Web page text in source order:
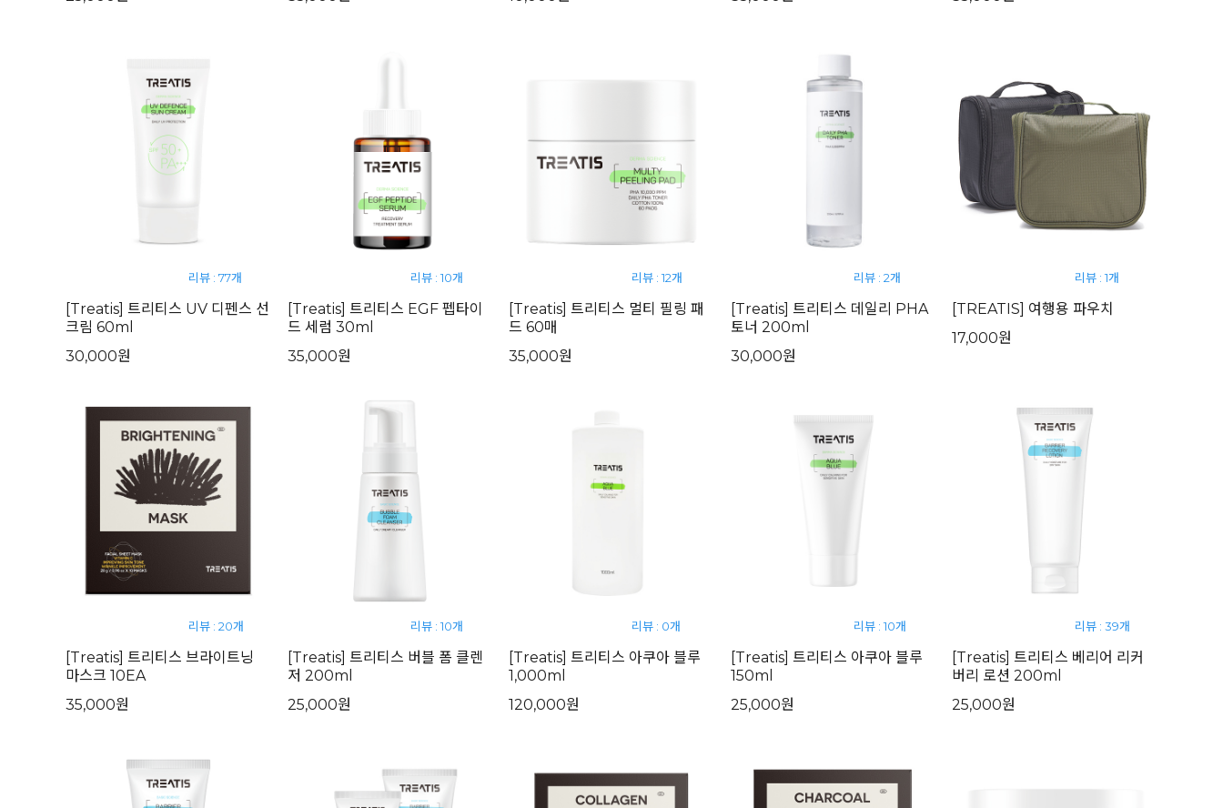
리뷰 : 77개
[Treatis] 트리티스 UV 디펜스 선
크림 60ml
30,000원
리뷰 : 10개
[Treatis] 트리티스 EGF 펩타이
드 세럼 30ml
35,000원
리뷰 : 12개
[Treatis] 트리티스 멀티 필링 패
드 60매
35,000원
리뷰 : 2개
[Treatis] 트리티스 데일리 PHA
토너 200ml
30,000원
리뷰 : 1개
[TREATIS] 여행용 파우치
17,000원
리뷰 : 20개
[Treatis] 트리티스 브라이트닝
마스크 10EA
35,000원
리뷰 : 10개
[Treatis] 트리티스 버블 폼 클렌
저 200ml
25,000원
리뷰 : 0개
[Treatis] 트리티스 아쿠아 블루
1,000ml
120,000원
리뷰 : 10개
[Treatis] 트리티스 아쿠아 블루
150ml
25,000원
리뷰 : 39개
[Treatis] 트리티스 베리어 리커
버리 로션 200ml
25,000원